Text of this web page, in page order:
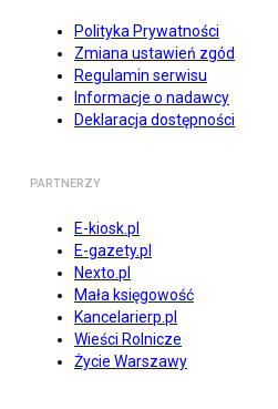
Polityka Prywatności
Zmiana ustawień zgód
Regulamin serwisu
Informacje o nadawcy
Deklaracja dostępności
PARTNERZY
E-kiosk.pl
E-gazety.pl
Nexto.pl
Mała księgowość
Kancelarierp.pl
Wieści Rolnicze
Życie Warszawy